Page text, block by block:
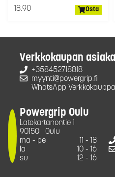
18.90
Osta
Verkkokaupan
+358452718818
myynti@powergrip.fi
WhatsApp Verkkokauppa
Powergrip Oulu
Latokartanontie 1
90150
Oulu
ma - pe
11 - 18
la
10 - 16
su
12 - 16